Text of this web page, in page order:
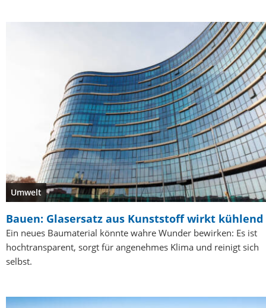
Umwelt
Bauen: Glasersatz aus Kunststoff wirkt kühlend
Ein neues Baumaterial könnte wahre Wunder bewirken: Es ist
hochtransparent, sorgt für angenehmes Klima und reinigt sich
selbst.